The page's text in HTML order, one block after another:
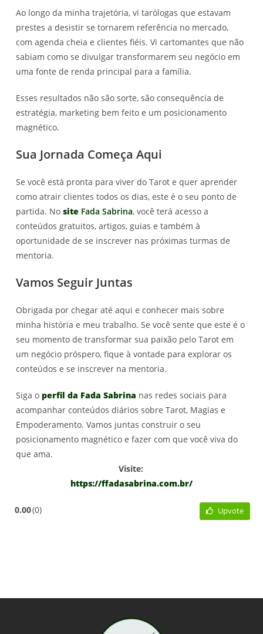
Ao longo da minha trajetória, vi tarólogas que estavam
prestes a desistir se tornarem referência no mercado,
com agenda cheia e clientes fiéis. Vi cartomantes que não
sabiam como se divulgar transformarem seu negócio em
uma fonte de renda principal para a família.
Esses resultados não são sorte, são consequência de
estratégia, marketing bem feito e um posicionamento
magnético.
Sua Jornada Começa Aqui
Se você está pronta para viver do Tarot e quer aprender
como atrair clientes todos os dias, este é o seu ponto de
partida. Nosite Fada Sabrina, você terá acesso a
conteúdos gratuitos, artigos, guias e também à
oportunidade de se inscrever nas próximas turmas de
mentoria.
Vamos Seguir Juntas
Obrigada por chegar até aqui e conhecer mais sobre
minha história e meu trabalho. Se você sente que este é o
seu momento de transformar sua paixão pelo Tarot em
um negócio próspero, fique à vontade para explorar os
conteúdos e se inscrever na mentoria.
Siga o perfil da Fada Sabrina nas redes sociais para
acompanhar conteúdos diários sobre Tarot, Magias e
Empoderamento. Vamos juntas construir o seu
posicionamento magnético e fazer com que você viva do
que ama.
Visite:
https://ffadasabrina.com.br/
0.00 0 Upvote